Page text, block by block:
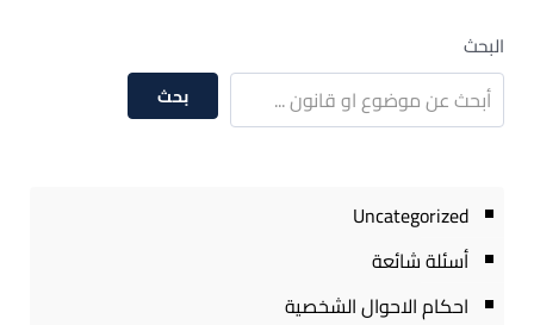
البحث
بحث
Uncategorized
أسئلة شائعة
احكام الاحوال الشخصية